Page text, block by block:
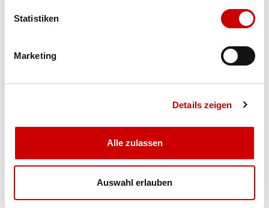
Statistiken
Marketing
Details zeigen
Alle zulassen
Auswahl erlauben
IN DEN WARENKORB
Bis 17:00 Uhr bestellen: morgen geliefert - ab CHF 50.00
Produktbeschreibung
Eigenschaften